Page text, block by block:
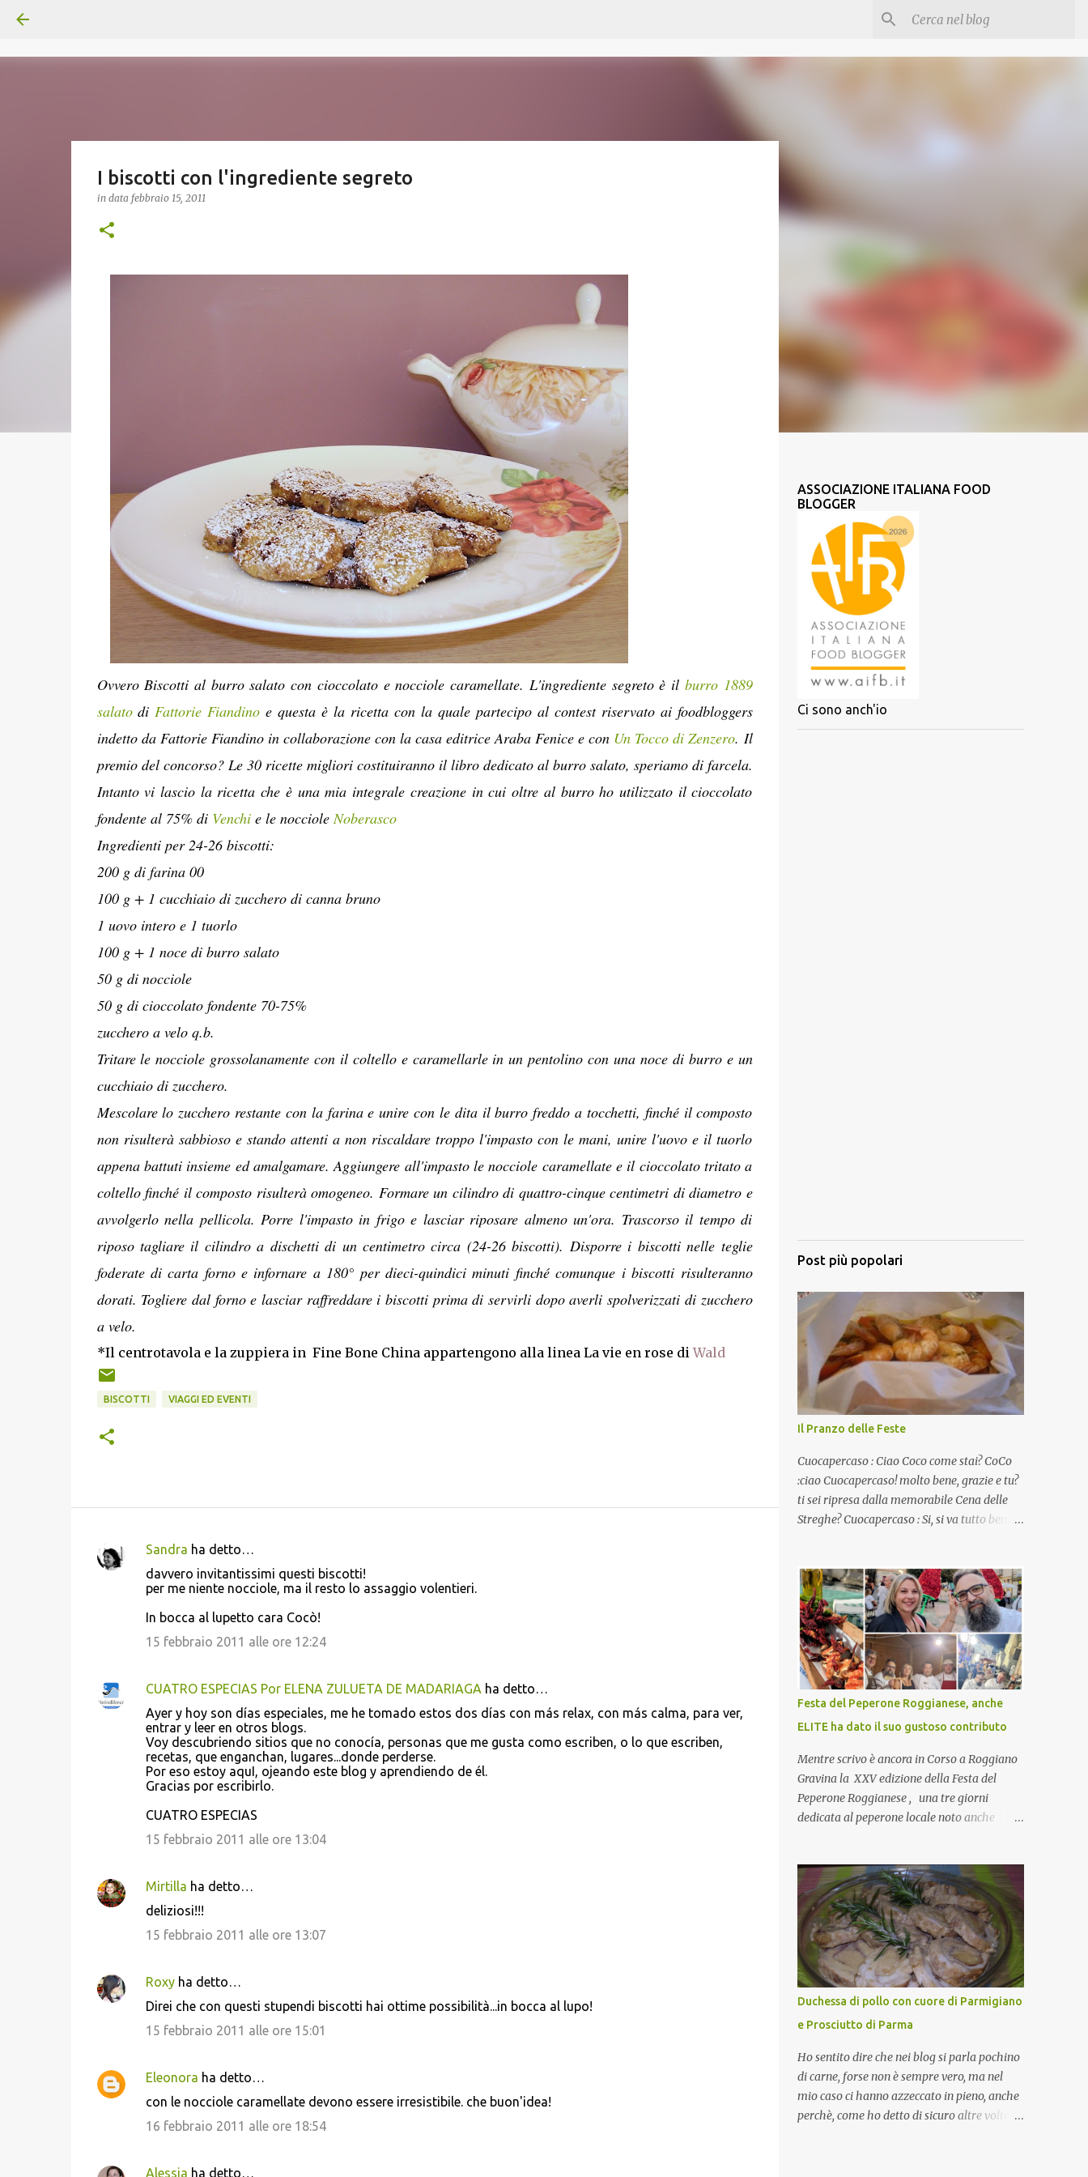
I biscotti con l'ingrediente segreto
in data febbraio 15, 2011
Ovvero Biscotti al burro salato con cioccolato e nocciole caramellate. L'ingrediente segreto è il burro 1889
salatodiFattorie Fiandino e questa è la ricetta con la quale partecipo al contest riservato ai foodbloggers
indetto da Fattorie Fiandino in collaborazione con la casa editrice Araba Fenice e con Un Tocco di Zenzero. Il
premio del concorso? Le 30 ricette migliori costituiranno il libro dedicato al burro salato, speriamo di farcela.
Intanto vi lascio la ricetta che è una mia integrale creazione in cui oltre al burro ho utilizzato il cioccolato
fondente al 75% di Venchie le noccioleNoberasco
Ingredienti per 24-26 biscotti:
200 g di farina 00
100 g + 1 cucchiaio di zucchero di canna bruno
1 uovo intero e 1 tuorlo
100 g + 1 noce di burro salato
50 g di nocciole
50 g di cioccolato fondente 70-75%
zucchero a velo q.b.
Tritare le nocciole grossolanamente con il coltello e caramellarle in un pentolino con una noce di burro e un
cucchiaio di zucchero.
Mescolare lo zucchero restante con la farina e unire con le dita il burro freddo a tocchetti, finché il composto
non risulterà sabbioso e stando attenti a non riscaldare troppo l'impasto con le mani, unire l'uovo e il tuorlo
appena battuti insieme ed amalgamare. Aggiungere all'impasto le nocciole caramellate e il cioccolato tritato a
coltello finché il composto risulterà omogeneo. Formare un cilindro di quattro-cinque centimetri di diametro e
avvolgerlo nella pellicola. Porre l'impasto in frigo e lasciar riposare almeno un'ora. Trascorso il tempo di
riposo tagliare il cilindro a dischetti di un centimetro circa (24-26 biscotti). Disporre i biscotti nelle teglie
foderate di carta forno e infornare a 180° per dieci-quindici minuti finché comunque i biscotti risulteranno
dorati. Togliere dal forno e lasciar raffreddare i biscotti prima di servirli dopo averli spolverizzati di zucchero
a velo.
*Il centrotavola e la zuppiera in Fine Bone China appartengono alla linea La vie en rose diWald
BISCOTTI VIAGGI ED EVENTI
C
t
Sandra ha detto…
davvero invitantissimi questi biscotti!
per me niente nocciole, ma il resto lo assaggio volentieri.
In bocca al lupetto cara Cocò!
15 febbraio 2011 alle ore 12:24
CUATRO ESPECIAS Por ELENA ZULUETA DE MADARIAGA ha detto…
Ayer y hoy son días especiales, me he tomado estos dos días con más relax, con más calma, para ver,
entrar y leer en otros blogs.
Voy descubriendo sitios que no conocía, personas que me gusta como escriben, o lo que escriben,
recetas, que enganchan, lugares...donde perderse.
Por eso estoy aquI, ojeando este blog y aprendiendo de él.
Gracias por escribirlo.
CUATRO ESPECIAS
15 febbraio 2011 alle ore 13:04
Mirtilla ha detto…
deliziosi!!!
15 febbraio 2011 alle ore 13:07
Roxyha detto…
Direi che con questi stupendi biscotti hai ottime possibilità...in bocca al lupo!
15 febbraio 2011 alle ore 15:01
Eleonora ha detto…
con le nocciole caramellate devono essere irresistibile. che buon'idea!
16 febbraio 2011 alle ore 18:54
Alessia ha detto…
ASSOCIAZIONE ITALIANA FOOD
BLOGGER
Ci sono anch'io
Post più popolari
Il Pranzo delle Feste
Cuocapercaso : Ciao Coco come stai? CoCo
:ciao Cuocapercaso! molto bene, grazie e tu?
ti sei ripresa dalla memorabile Cena delle
Streghe? Cuocapercaso : Si, si va tutto bene…
virtuale! CoCo : Eh già!! E adesso con le feste
che arrivano chissà che mangiate…a
proposito Cuoca cosa prepari domenica per
pranzo, racconta un po'! Perchè io avrò ospiti
e cerco degli spunti... Cuocapercaso : A dire il
vero domenica prossima non preparo nulla
perché vado al Pranzo Aziendale di fine
anno organizzato dai mie capi! CoCo :
Pranzo aziendale? Una bella idea!
Cuocapercaso : si, è un modo per riunirsi
tutti a fine anno e tirare le somme…
naturalmente mangiando tutti insieme, con
grande convivialità! CoCo : è naturale il cibo,
spesso l’ambiente favorevole per molte belle
opportunità, non trovi? Cuocapercaso : Si,
concordo! …addirittura si dice...
Festa del Peperone Roggianese, anche
ELITE ha dato il suo gustoso contributo
Mentre scrivo è ancora in Corso a Roggiano
Gravina la XXV edizione della Festa del
Peperone Roggianese , una tre giorni
dedicata al peperone locale noto anche
piccante, inserito dal Ministero delle
Politiche Agricole Alimentari e Forestali
nella lista dei Prodotti Agroalimentari
Tradizionali (Pat) della Calabria. Un
ingrediente versatile in cucina, utilizzato
fresco o essiccato in ricette della tradizione o
in piatti innovativi. Durante la prima serata
dell'evento abbiamo avuto prova della
versatilità di questo ingrediente durante il
"2° Concorso Gastronomico di piatti a base
di peperone Roggianese" ideato da Gina
Santagata , presidente
dell'associazione Mongolfiera, che ha visto
Duchessa di pollo con cuore di Parmigiano
e Prosciutto di Parma
Ho sentito dire che nei blog si parla pochino
di carne, forse non è sempre vero, ma nel
mio caso ci hanno azzeccato in pieno, anche
perchè, come ho detto di sicuro altre volte la